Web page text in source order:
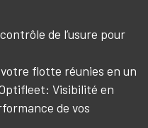
de l’usure pour
flotte réunies en un
Visibilité en
de vos